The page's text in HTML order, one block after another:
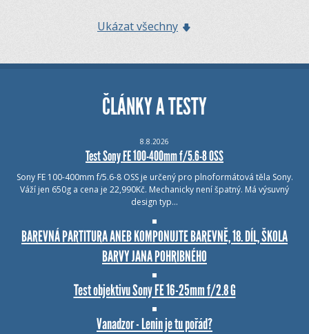
Ukázat všechny
ČLÁNKY A TESTY
8.8.2026
Test Sony FE 100-400mm f/5.6-8 OSS
Sony FE 100-400mm f/5.6-8 OSS je určený pro plnoformátová těla Sony.
Váží jen 650g a cena je 22,990Kč. Mechanicky není špatný. Má výsuvný
design typ…
BAREVNÁ PARTITURA ANEB KOMPONUJTE BAREVNĚ, 18. DÍL, ŠKOLA
BARVY JANA POHRIBNÉHO
Test objektivu Sony FE 16-25mm f/2.8 G
Vanadzor - Lenin je tu pořád?